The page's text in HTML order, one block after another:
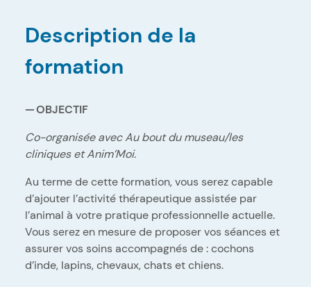
Description de la
formation
OBJECTIF
Co-organisée avec Au bout du museau/les
cliniques et Anim’Moi.
Au terme de cette formation, vous serez capable
d’ajouter l’activité thérapeutique assistée par
l’animal à votre pratique professionnelle actuelle.
Vous serez en mesure de proposer vos séances et
assurer vos soins accompagnés de : cochons
d’inde, lapins, chevaux, chats et chiens.